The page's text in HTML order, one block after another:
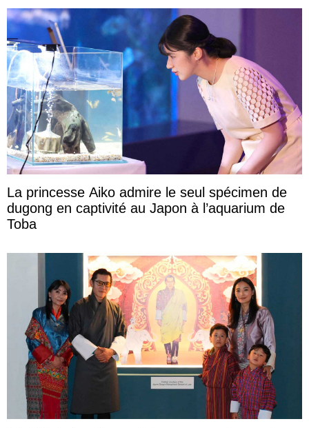
La princesse Aiko admire le seul spécimen de
dugong en captivité au Japon à l’aquarium de
Toba